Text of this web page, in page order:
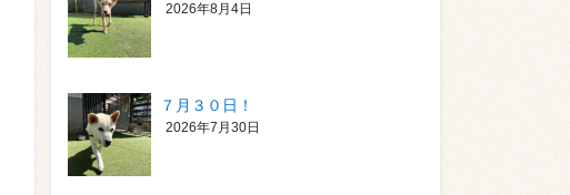
2026年8月4日
７月３０日！
2026年7月30日